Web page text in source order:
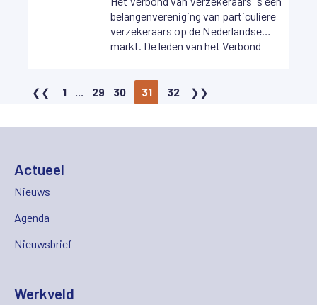
belangenvereniging van particuliere
verzekeraars op de Nederlandse
markt. De leden van het Verbond
verzekeringsmarkt.
1 ... 29 30 31 32
Actueel
Nieuws
Agenda
Nieuwsbrief
Werkveld